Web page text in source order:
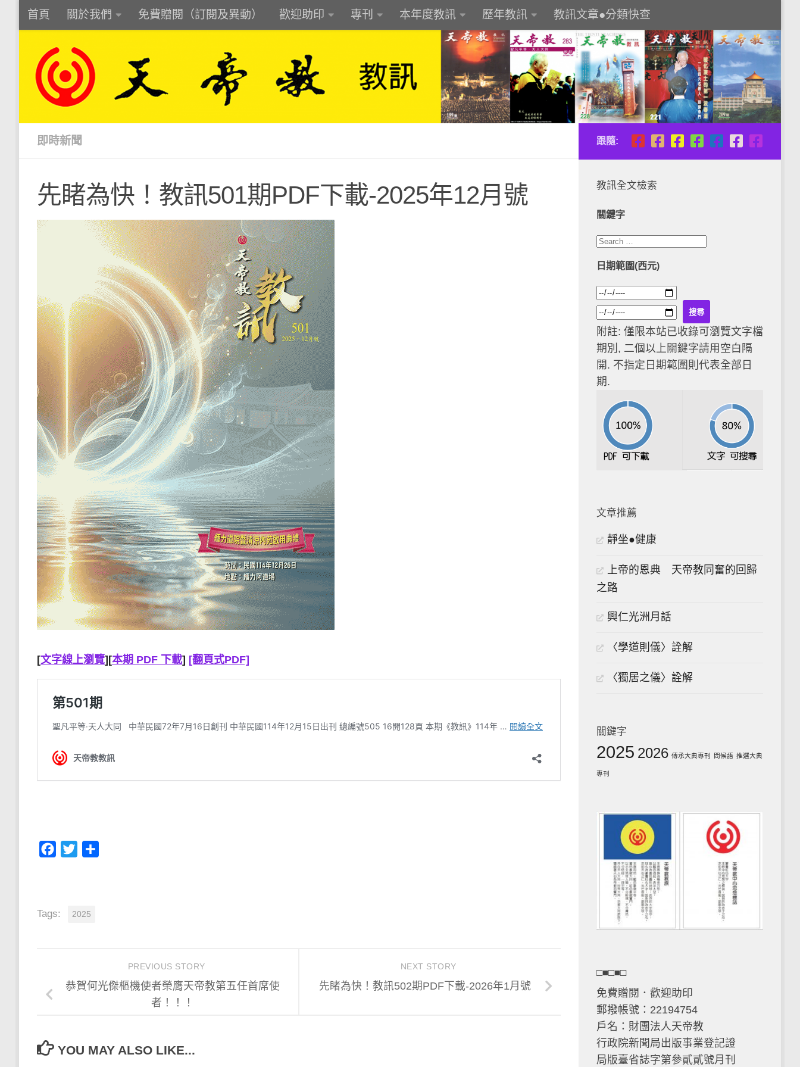
Skip to content
首頁 關於我們 免費贈閱（訂閱及異動） 歡迎助印 專刊 本年度教訊 歷年教訊 教訊文章●分類快查
即時新聞
先睹為快！教訊501期PDF下載-2025年12月號
[文字線上瀏覽][本期 PDF 下載] [翻頁式PDF]
Facebook
Twitter
Tags: 2025
NEXT STORY
先睹為快！教訊502期PDF下載-2026年1月號
PREVIOUS STORY
恭賀何光傑樞機使者榮膺天帝教第五任首席使
者！！！
YOU MAY ALSO LIKE...
跟隨:
教訊全文檢索
關鍵字
日期範圍(西元)
附註: 僅限本站已收錄可瀏覽文字檔
期別, 二個以上關鍵字請用空白隔
開. 不指定日期範圍則代表全部日
期.
文章推薦
靜坐●健康
上帝的恩典 天帝教同奮的回歸
之路
興仁光洲月話
〈學道則儀〉詮解
〈獨居之儀〉詮解
關鍵字
2025 2026 傳承大典專刊 問候語 推選大典
專刊
□■□■□
免費贈閱．歡迎助印
郵撥帳號：22194754
戶名：財團法人天帝教
行政院新聞局出版事業登記證
局版臺省誌字第參貳貳號月刊